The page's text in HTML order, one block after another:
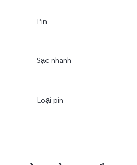
Pin
Sạc nhanh
Loại pin